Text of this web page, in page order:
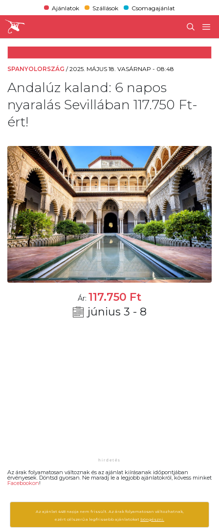
Ajánlatok Szállások Csomagajánlat
SPANYOLORSZÁG /2025. MÁJUS 18. VASÁRNAP - 08:48
Andalúz kaland: 6 napos
nyaralás Sevillában 117.750 Ft-
ért!
Ár: 117.750 Ft
június 3 - 8
Az árak folyamatosan változnak és az ajánlat kiírásanak időpontjában
érvényesek. Döntsd gyorsan. Ne maradj le a legjobb ajánlatokról, kövess minket
Facebookon!
Az ajánlat 448 napja nem frissült. Az árak folyamatosan változhatnak,
ezért célszerű a legfrissebb ajánlatokat böngészni.